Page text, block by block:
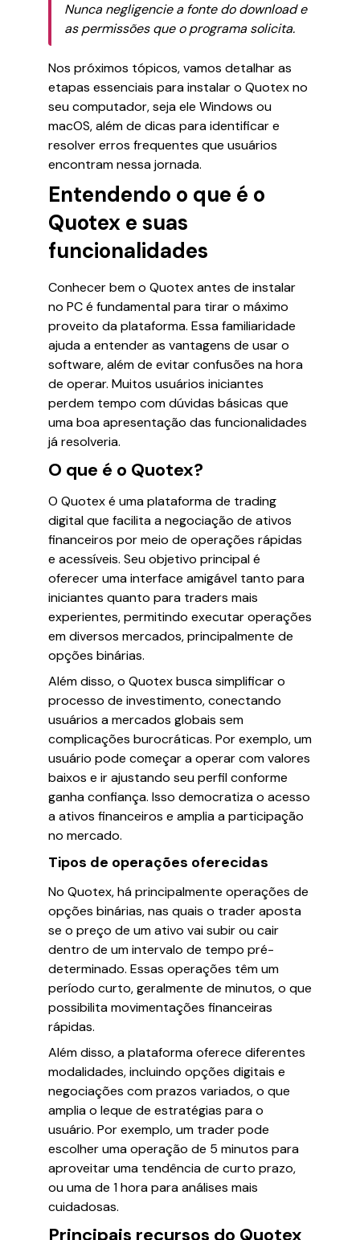
Nunca negligencie a fonte do download e
as permissões que o programa solicita.
Nos próximos tópicos, vamos detalhar as
etapas essenciais para instalar o Quotex no
seu computador, seja ele Windows ou
macOS, além de dicas para identificar e
resolver erros frequentes que usuários
encontram nessa jornada.
Entendendo o que é o
Quotex e suas
funcionalidades
Conhecer bem o Quotex antes de instalar
no PC é fundamental para tirar o máximo
proveito da plataforma. Essa familiaridade
ajuda a entender as vantagens de usar o
software, além de evitar confusões na hora
de operar. Muitos usuários iniciantes
perdem tempo com dúvidas básicas que
uma boa apresentação das funcionalidades
já resolveria.
O que é o Quotex?
O Quotex é uma plataforma de trading
digital que facilita a negociação de ativos
financeiros por meio de operações rápidas
e acessíveis. Seu objetivo principal é
oferecer uma interface amigável tanto para
iniciantes quanto para traders mais
experientes, permitindo executar operações
em diversos mercados, principalmente de
opções binárias.
Além disso, o Quotex busca simplificar o
processo de investimento, conectando
usuários a mercados globais sem
complicações burocráticas. Por exemplo, um
usuário pode começar a operar com valores
baixos e ir ajustando seu perfil conforme
ganha confiança. Isso democratiza o acesso
a ativos financeiros e amplia a participação
no mercado.
Tipos de operações oferecidas
No Quotex, há principalmente operações de
opções binárias, nas quais o trader aposta
se o preço de um ativo vai subir ou cair
dentro de um intervalo de tempo pré-
determinado. Essas operações têm um
período curto, geralmente de minutos, o que
possibilita movimentações financeiras
rápidas.
Além disso, a plataforma oferece diferentes
modalidades, incluindo opções digitais e
negociações com prazos variados, o que
amplia o leque de estratégias para o
usuário. Por exemplo, um trader pode
escolher uma operação de 5 minutos para
aproveitar uma tendência de curto prazo,
ou uma de 1 hora para análises mais
cuidadosas.
Principais recursos do Quotex